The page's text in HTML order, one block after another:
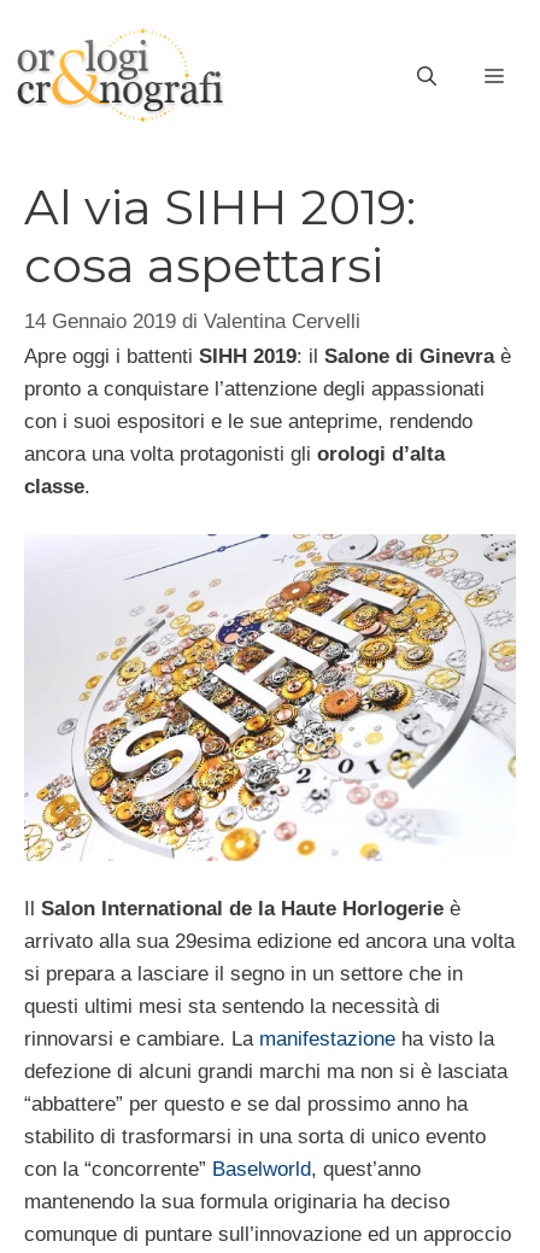
contenuto
Al via SIHH 2019:
cosa aspettarsi
14 Gennaio 2019 di Valentina Cervelli
Apre oggi i battenti SIHH 2019: il Salone di Ginevraè
pronto a conquistare l’attenzione degli appassionati
con i suoi espositori e le sue anteprime, rendendo
ancora una volta protagonisti gli orologi d’alta
classe.
Il Salon International de la Haute Horlogerie è
arrivato alla sua 29esima edizione ed ancora una volta
si prepara a lasciare il segno in un settore che in
questi ultimi mesi sta sentendo la necessità di
rinnovarsi e cambiare. La manifestazione ha visto la
defezione di alcuni grandi marchi ma non si è lasciata
“abbattere” per questo e se dal prossimo anno ha
stabilito di trasformarsi in una sorta di unico evento
con la “concorrente” Baselworld, quest’anno
mantenendo la sua formula originaria ha deciso
comunque di puntare sull’innovazione ed un approccio